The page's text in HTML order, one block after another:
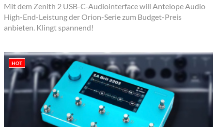
Mit dem Zenith 2 USB-C-Audiointerface will Antelope Audio
High-End-Leistung der Orion-Serie zum Budget-Preis
anbieten. Klingt spannend!
HOT